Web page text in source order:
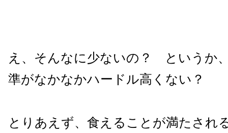
え、そんなに少ないの？ というか
準がなかなかハードル高くない？
とりあえず、食えることが満たされ